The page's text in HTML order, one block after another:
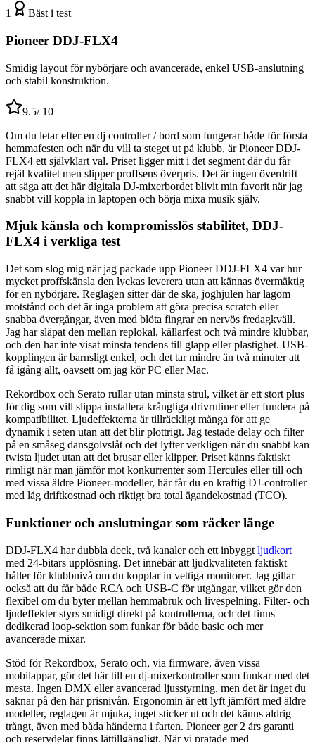
1 Bäst i test
Pioneer DDJ-FLX4
Smidig layout för nybörjare och avancerade, enkel USB-anslutning
och stabil konstruktion.
9.5/ 10
Om du letar efter en dj controller / bord som fungerar både för första
hemmafesten och när du vill ta steget ut på klubb, är Pioneer DDJ-
FLX4 ett självklart val. Priset ligger mitt i det segment där du får
rejäl kvalitet men slipper proffsens överpris. Det är ingen överdrift
att säga att det här digitala DJ-mixerbordet blivit min favorit när jag
snabbt vill koppla in laptopen och börja mixa musik själv.
Mjuk känsla och kompromisslös stabilitet, DDJ-
FLX4 i verkliga test
Det som slog mig när jag packade upp Pioneer DDJ-FLX4 var hur
mycket proffskänsla den lyckas leverera utan att kännas övermäktig
för en nybörjare. Reglagen sitter där de ska, joghjulen har lagom
motstånd och det är inga problem att göra precisa scratch eller
snabba övergångar, även med blöta fingrar en nervös fredagkväll.
Jag har släpat den mellan replokal, källarfest och två mindre klubbar,
och den har inte visat minsta tendens till glapp eller plastighet. USB-
kopplingen är barnsligt enkel, och det tar mindre än två minuter att
få igång allt, oavsett om jag kör PC eller Mac.
Rekordbox och Serato rullar utan minsta strul, vilket är ett stort plus
för dig som vill slippa installera krångliga drivrutiner eller fundera på
kompatibilitet. Ljudeffekterna är tillräckligt många för att ge
dynamik i seten utan att det blir plottrigt. Jag testade delay och filter
på en småseg dansgolvslåt och det lyfter verkligen när du snabbt kan
twista ljudet utan att det brusar eller klipper. Priset känns faktiskt
rimligt när man jämför mot konkurrenter som Hercules eller till och
med vissa äldre Pioneer-modeller, här får du en kraftig DJ-controller
med låg driftkostnad och riktigt bra total ägandekostnad (TCO).
Funktioner och anslutningar som räcker länge
DDJ-FLX4 har dubbla deck, två kanaler och ett inbyggt ljudkort
med 24-bitars upplösning. Det innebär att ljudkvaliteten faktiskt
håller för klubbnivå om du kopplar in vettiga monitorer. Jag gillar
också att du får både RCA och USB-C för utgångar, vilket gör den
flexibel om du byter mellan hemmabruk och livespelning. Filter- och
ljudeffekter styrs smidigt direkt på kontrollerna, och det finns
dedikerad loop-sektion som funkar för både basic och mer
avancerade mixar.
Stöd för Rekordbox, Serato och, via firmware, även vissa
mobilappar, gör det här till en dj-mixerkontroller som funkar med det
mesta. Ingen DMX eller avancerad ljusstyrning, men det är inget du
saknar på den här prisnivån. Ergonomin är ett lyft jämfört med äldre
modeller, reglagen är mjuka, inget sticker ut och det känns aldrig
trångt, även med båda händerna i farten. Pioneer ger 2 års garanti
och reservdelar finns lättillgängligt. När vi pratade med